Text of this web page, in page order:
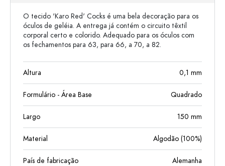
O tecido 'Karo Red' Cocks é uma bela decoração para os
óculos de geléia. A entrega já contém o circuito têxtil
corporal certo e colorido. Adequado para os óculos com
os fechamentos para 63, para 66, a 70, a 82.
Altura 0,1 mm
Formulário - Área Base Quadrado
Largo 150 mm
Material Algodão (100%)
País de fabricação Alemanha